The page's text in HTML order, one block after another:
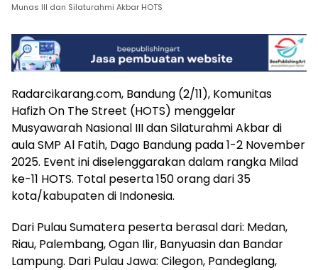
Munas III dan Silaturahmi Akbar HOTS
Radarcikarang.com, Bandung (2/11), Komunitas
Hafizh On The Street (HOTS) menggelar
Musyawarah Nasional III dan Silaturahmi Akbar di
aula SMP Al Fatih, Dago Bandung pada 1-2 November
2025. Event ini diselenggarakan dalam rangka Milad
ke-11 HOTS. Total peserta 150 orang dari 35
kota/kabupaten di Indonesia.
Dari Pulau Sumatera peserta berasal dari: Medan,
Riau, Palembang, Ogan Ilir, Banyuasin dan Bandar
Lampung. Dari Pulau Jawa: Cilegon, Pandeglang,